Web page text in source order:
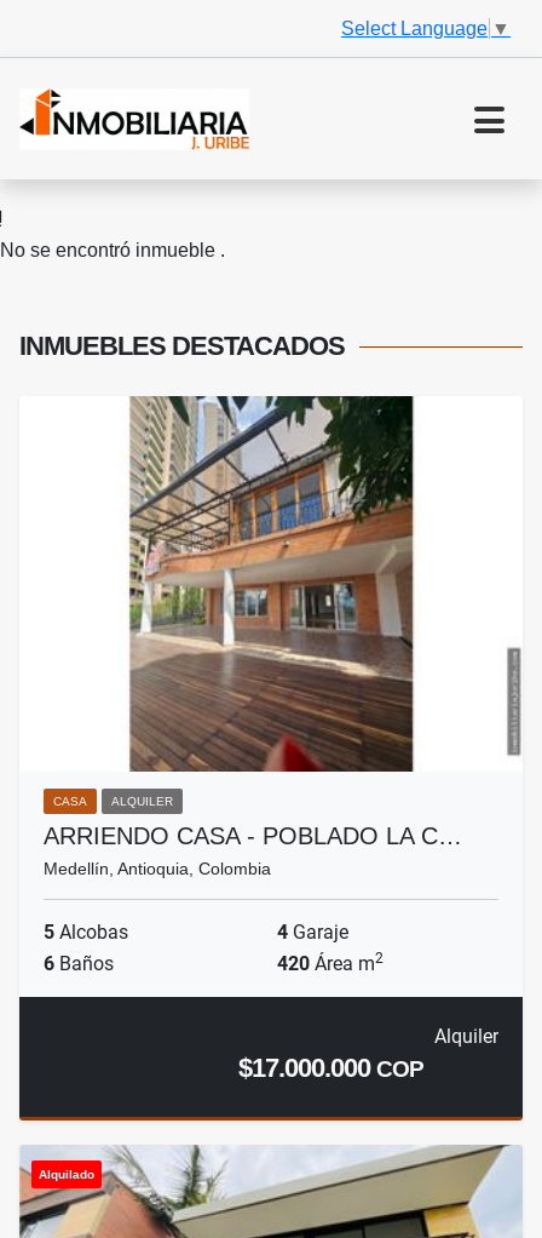
Select Language ▼
No se encontró inmueble .
INMUEBLES DESTACADOS
CASA ALQUILER
ARRIENDO CASA - POBLADO LA C…
Medellín, Antioquia, Colombia
5 Alcobas 4 Garaje
6 Baños 420 Área m2
Alquiler
$17.000.000COP
Alquilado